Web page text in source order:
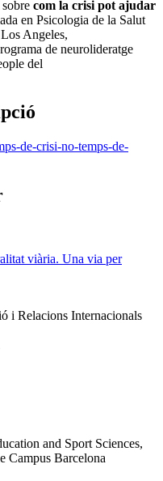
com la crisi pot ajudar
en Psicologia de la Salut
Angeles,
de neurolideratge
del
de-crisi-no-temps-de-
viària. Una via per
i Relacions Internacionals
and Sport Sciences,
Campus Barcelona